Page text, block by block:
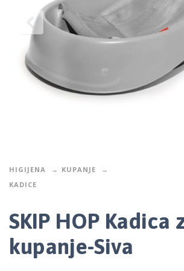
HIGIJENA
KUPANJE
KADICE
SKIP HOP Kadica
kupanje-Siva